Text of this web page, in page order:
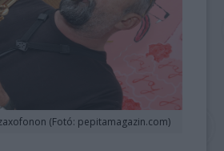
(Fotó: pepitamagazin.com)